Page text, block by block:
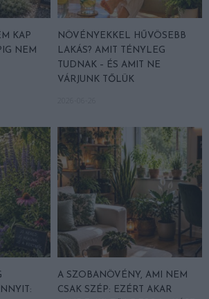
KAP
NEM
NÖVÉNYEKKEL HŰVÖSEBB
LAKÁS? AMIT TÉNYLEG
TUDNAK – ÉS AMIT NE
VÁRJUNK TŐLÜK
A SZOBANÖVÉNY, AMI NEM
CSAK SZÉP: EZÉRT AKAR